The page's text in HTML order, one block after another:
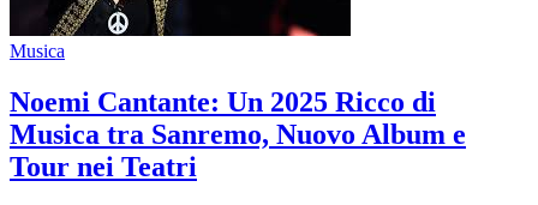
Musica
Noemi Cantante: Un 2025 Ricco di
Musica tra Sanremo, Nuovo Album e
Tour nei Teatri